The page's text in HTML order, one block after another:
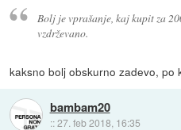
Bolj je vprašanje, kaj kupit za
vzdrževano.
kaksno bolj obskurno zadevo, po
bambam20
::27. feb 2018, 16:35